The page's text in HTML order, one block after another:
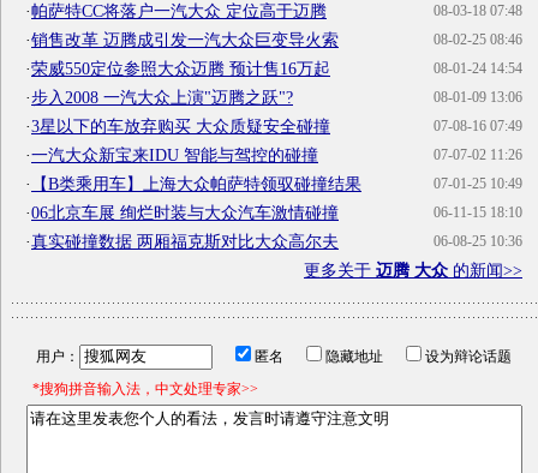
08-03-18 07:48
·帕萨特CC将落户一汽大众 定位高于迈腾
08-02-25 08:46
·销售改革 迈腾成引发一汽大众巨变导火索
08-01-24 14:54
·荣威550定位参照大众迈腾 预计售16万起
08-01-09 13:06
·步入2008 一汽大众上演"迈腾之跃"?
07-08-16 07:49
·3星以下的车放弃购买 大众质疑安全碰撞
07-07-02 11:26
·一汽大众新宝来IDU 智能与驾控的碰撞
07-01-25 10:49
· 【B类乘用车】上海大众帕萨特领驭碰撞结果
06-11-15 18:10
·06北京车展 绚烂时装与大众汽车激情碰撞
06-08-25 10:36
·真实碰撞数据 两厢福克斯对比大众高尔夫
更多关于 迈腾 大众 的新闻>>
用户： 匿名 隐藏地址
设为辩论话题
*搜狗拼音输入法，中文处理专家>>